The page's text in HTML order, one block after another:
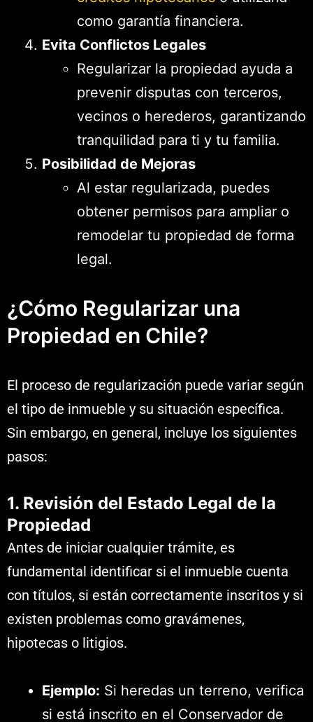
como garantía financiera.
Evita Conflictos Legales
Regularizar la propiedad ayuda a
prevenir disputas con terceros,
vecinos o herederos, garantizando
tranquilidad para ti y tu familia.
Posibilidad de Mejoras
Al estar regularizada, puedes
obtener permisos para ampliar o
remodelar tu propiedad de forma
legal.
¿Cómo Regularizar una
Propiedad en Chile?
El proceso de regularización puede variar según
el tipo de inmueble y su situación específica.
Sin embargo, en general, incluye los siguientes
pasos:
1. Revisión del Estado Legal de la
Propiedad
Antes de iniciar cualquier trámite, es
fundamental identificar si el inmueble cuenta
con títulos, si están correctamente inscritos y si
existen problemas como gravámenes,
hipotecas o litigios.
Ejemplo: Si heredas un terreno, verifica
si está inscrito en el Conservador de